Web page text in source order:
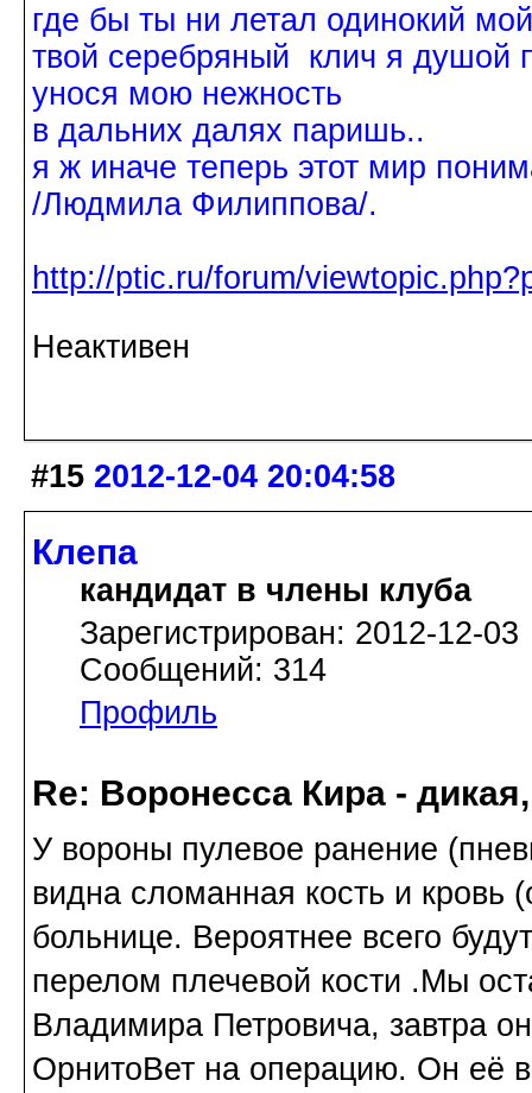
где бы ты ни летал одинокий
твой серебряный клич я душой
унося мою нежность
в дальних далях паришь..
я ж иначе теперь этот мир
/Людмила Филиппова/.
http://ptic.ru/forum/
Неактивен
#15 2012-12-04 20:04:58
Клепа
кандидат в члены клуба
Зарегистрирован: 2012-12-03
Сообщений: 314
Профиль
Re: Воронесса Кира -
У вороны пулевое ранение
видна сломанная кость и кровь
больнице. Вероятнее всего
перелом плечевой кости .Мы
Владимира Петровича, завтра
ОрнитоВет на операцию. Он её